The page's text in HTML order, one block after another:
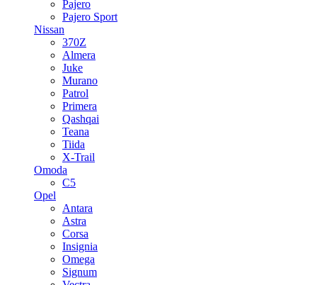
Pajero
Pajero Sport
Nissan
370Z
Almera
Juke
Murano
Patrol
Primera
Qashqai
Teana
Tiida
X-Trail
Omoda
C5
Opel
Antara
Astra
Corsa
Insignia
Omega
Signum